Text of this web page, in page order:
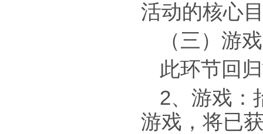
活动的核心
（三）游
此环节回
2、游戏：
游戏，将已